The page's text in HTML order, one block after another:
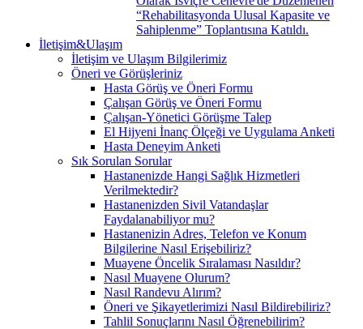
“Rehabilitasyonda Ulusal Kapasite ve
Sahiplenme” Toplantısına Katıldı.
İletişim&Ulaşım
İletişim ve Ulaşım Bilgilerimiz
Öneri ve Görüşleriniz
Hasta Görüş ve Öneri Formu
Çalışan Görüş ve Öneri Formu
Çalışan-Yönetici Görüşme Talep
El Hijyeni İnanç Ölçeği ve Uygulama Anketi
Hasta Deneyim Anketi
Sık Sorulan Sorular
Hastanenizde Hangi Sağlık Hizmetleri
Verilmektedir?
Hastanenizden Sivil Vatandaşlar
Faydalanabiliyor mu?
Hastanenizin Adres, Telefon ve Konum
Bilgilerine Nasıl Erişebiliriz?
Muayene Öncelik Sıralaması Nasıldır?
Nasıl Muayene Olurum?
Nasıl Randevu Alırım?
Öneri ve Şikayetlerimizi Nasıl Bildirebiliriz?
Tahlil Sonuçlarını Nasıl Öğrenebilirim?